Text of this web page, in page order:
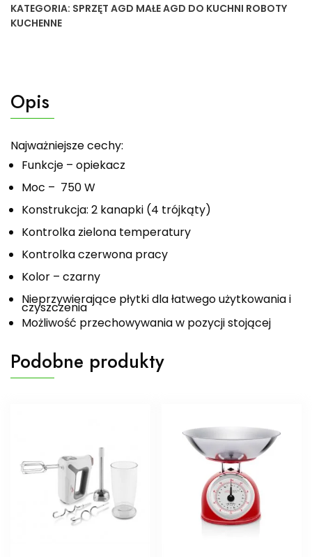
KATEGORIA: SPRZĘT AGD MAŁE AGD DO KUCHNI ROBOTY
KUCHENNE
Opis
Najważniejsze cechy:
Funkcje – opiekacz
Moc – 750 W
Konstrukcja: 2 kanapki (4 trójkąty)
Kontrolka zielona temperatury
Kontrolka czerwona pracy
Kolor – czarny
Nieprzywierające płytki dla łatwego użytkowania i
czyszczenia
Możliwość przechowywania w pozycji stojącej
Podobne produkty